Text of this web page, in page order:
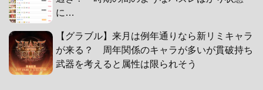
に…
【グラブル】来月は例年通りなら新リミキャラ
が来る？ 周年関係のキャラが多いが貫破持ち
武器を考えると属性は限られそう